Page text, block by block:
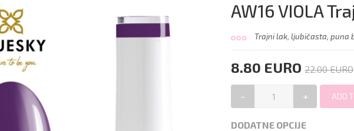
AW16 VIOLA
Trajni lak, ljubičasta, puna
8.80 EURO 22.00 EURO
- +
DODATNE OPCIJE